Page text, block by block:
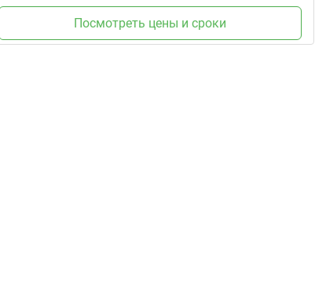
Посмотреть цены и сроки